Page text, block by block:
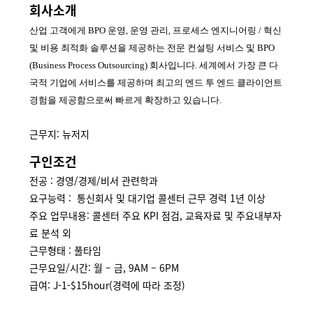
회사소개
산업 고객에게 BPO 운영, 운영 관리, 프로세스 엔지니어링 / 혁신
및 비용 최적화 솔루션을 제공하는 전문 컨설팅 서비스 및 BPO
(Business Process Outsourcing) 회사입니다. 세계에서 가장 큰 다
국적 기업에 서비스를 제공하며 최고의 엔드 투 엔드 클라이언트
경험을 제공함으로써 빠르게 확장하고 있습니다.
근무지: 뉴저지
구인조건
전공 : 경영/경제/비서 관련학과
요구능력 : 통신회사 및 대기업 콜센터 근무 경력 1년 이상
주요 업무내용: 콜센터 주요 KPI 점검, 교육자료 및 주요내부자
료 분석 외
근무형태 : 풀타임
근무요일/시간: 월 – 금, 9AM – 6PM
급여: J-1-$15hour(경력에 따라 조정)